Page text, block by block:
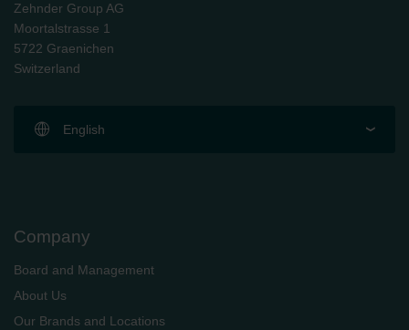
Zehnder Group AG
Moortalstrasse 1
5722 Graenichen
Switzerland
English
Company
Board and Management
About Us
Our Brands and Locations